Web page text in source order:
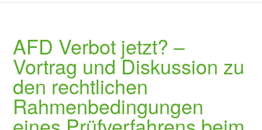
AFD Verbot jetzt? –
Vortrag und Diskussion zu
den rechtlichen
Rahmenbedingungen